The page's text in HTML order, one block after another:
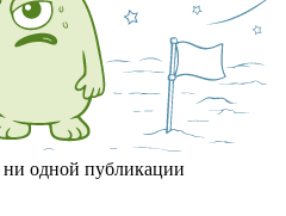
одной публикации